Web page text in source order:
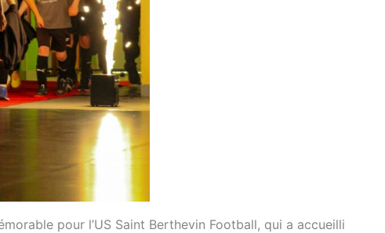
pour l’US Saint Berthevin Football, qui a accueilli